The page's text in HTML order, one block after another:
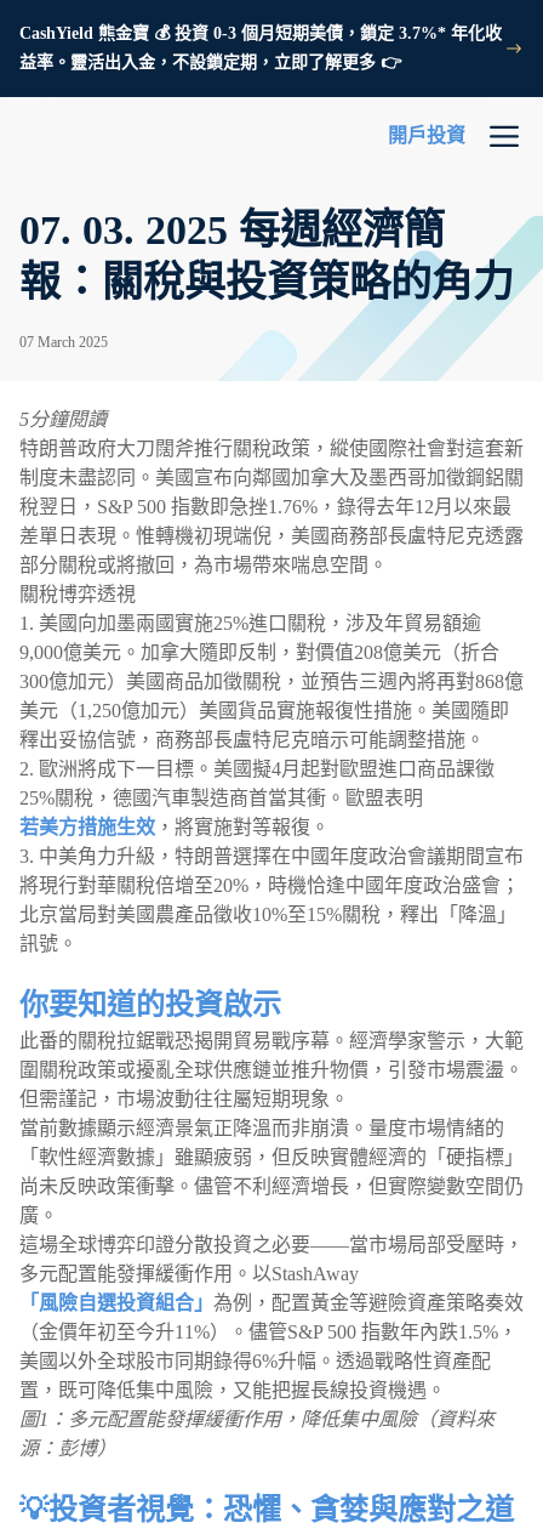
CashYield 熊金寶 💰 投資 0-3 個月短期美債，鎖定 3.7%* 年化收
益率。靈活出入金，不設鎖定期，立即了解更多 👉
開戶投資
07. 03. 2025 每週經濟簡
報：關稅與投資策略的角力
07 March 2025
5分鐘閱讀
特朗普政府大刀闊斧推行關稅政策，縱使國際社會對這套新
制度未盡認同。美國宣布向鄰國加拿大及墨西哥加徵鋼鋁關
稅翌日，S&P 500 指數即急挫1.76%，錄得去年12月以來最
差單日表現。惟轉機初現端倪，美國商務部長盧特尼克透露
部分關稅或將撤回，為市場帶來喘息空間。
關稅博弈透視
1. 美國向加墨兩國實施25%進口關稅，涉及年貿易額逾
9,000億美元。加拿大隨即反制，對價值208億美元（折合
300億加元）美國商品加徵關稅，並預告三週內將再對868億
美元（1,250億加元）美國貨品實施報復性措施。美國隨即
釋出妥協信號，商務部長盧特尼克暗示可能調整措施。
2. 歐洲將成下一目標。美國擬4月起對歐盟進口商品課徵
25%關稅，德國汽車製造商首當其衝。歐盟表明
若美方措施生效 ，將實施對等報復。
3. 中美角力升級，特朗普選擇在中國年度政治會議期間宣布
將現行對華關稅倍增至20%，時機恰逢中國年度政治盛會；
北京當局對美國農產品徵收10%至15%關稅，釋出「降溫」
訊號。
你要知道的投資啟示
此番的關稅拉鋸戰恐揭開貿易戰序幕。經濟學家警示，大範
圍關稅政策或擾亂全球供應鏈並推升物價，引發市場震盪。
但需謹記，市場波動往往屬短期現象。
當前數據顯示經濟景氣正降溫而非崩潰。量度市場情緒的
「軟性經濟數據」雖顯疲弱，但反映實體經濟的「硬指標」
尚未反映政策衝擊。儘管不利經濟增長，但實際變數空間仍
廣。
這場全球博弈印證分散投資之必要——當市場局部受壓時，
多元配置能發揮緩衝作用。以StashAway
「風險自選投資組合」 為例，配置黃金等避險資產策略奏效
（金價年初至今升11%）。儘管S&P 500 指數年內跌1.5%，
美國以外全球股市同期錄得6%升幅。透過戰略性資產配
置，既可降低集中風險，又能把握長線投資機遇。
圖1：多元配置能發揮緩衝作用，降低集中風險（資料來
源：彭博）
💡投資者視覺：恐懼、貪婪與應對之道